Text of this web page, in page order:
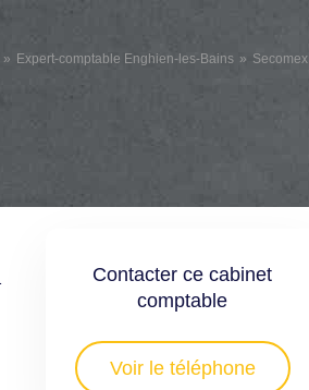
Expert-comptable Enghien-les-Bains Secomex
Contacter ce cabinet
comptable
Voir le téléphone